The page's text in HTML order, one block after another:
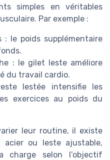
simples en véritables
Par exemple :
: le poids supplémentaire
: le gilet leste améliore
du travail cardio.
lestée intensifie les
exercices au poids du
leur routine, il existe
acier ou leste ajustable,
charge selon l’objectif